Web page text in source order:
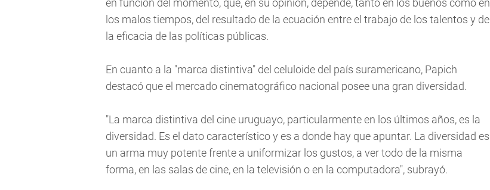
en función del momento, que, en su opinión, depende, tanto en los buenos como en
los malos tiempos, del resultado de la ecuación entre el trabajo de los talentos y de
la eficacia de las políticas públicas.
En cuanto a la "marca distintiva" del celuloide del país suramericano, Papich
destacó que el mercado cinematográfico nacional posee una gran diversidad.
"La marca distintiva del cine uruguayo, particularmente en los últimos años, es la
diversidad. Es el dato característico y es a donde hay que apuntar. La diversidad es
un arma muy potente frente a uniformizar los gustos, a ver todo de la misma
forma, en las salas de cine, en la televisión o en la computadora", subrayó.